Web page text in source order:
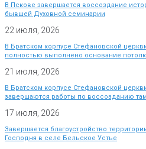
В Пскове завершается воссоздание
бывшей Духовной семинарии
22 июля, 2026
В Братском корпусе Стефановской
полностью выполнено основание
21 июля, 2026
В Братском корпусе Стефановской
завершаются работы по воссозданию
17 июля, 2026
Завершается благоустройство
Господня в селе Бельское Устье